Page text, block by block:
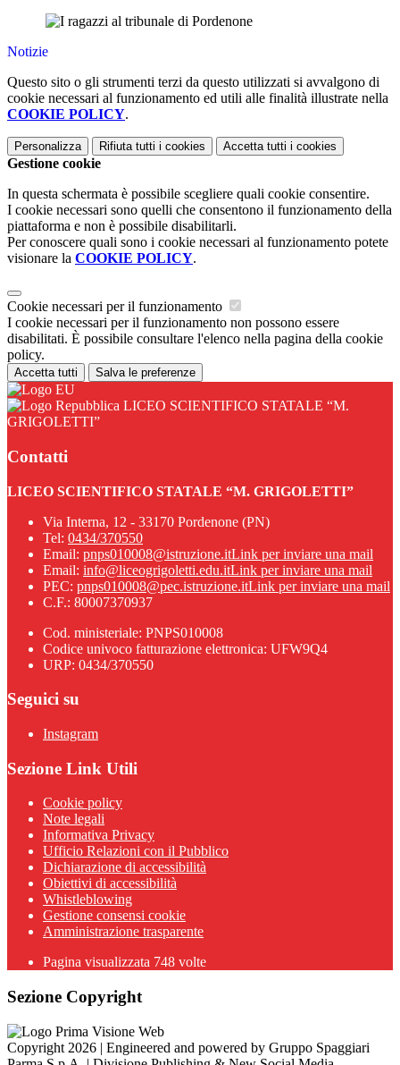
Notizie
Questo sito o gli strumenti terzi da questo utilizzati si avvalgono di
cookie necessari al funzionamento ed utili alle finalità illustrate nella
COOKIE POLICY.
Personalizza Rifiuta tutti i cookies Accetta tutti i cookies
Gestione cookie
In questa schermata è possibile scegliere quali cookie consentire.
I cookie necessari sono quelli che consentono il funzionamento della
piattaforma e non è possibile disabilitarli.
Per conoscere quali sono i cookie necessari al funzionamento potete
visionare la COOKIE POLICY.
Cookie necessari per il funzionamento
I cookie necessari per il funzionamento non possono essere
disabilitati. È possibile consultare l'elenco nella pagina della cookie
policy.
Accetta tutti Salva le preferenze
LICEO SCIENTIFICO STATALE “M.
GRIGOLETTI”
Contatti
LICEO SCIENTIFICO STATALE “M. GRIGOLETTI”
Via Interna, 12 - 33170 Pordenone (PN)
Tel: 0434/370550
Email: pnps010008@istruzione.itLink per inviare una mail
Email: info@liceogrigoletti.edu.itLink per inviare una mail
PEC: pnps010008@pec.istruzione.itLink per inviare una mail
C.F.: 80007370937
Cod. ministeriale: PNPS010008
Codice univoco fatturazione elettronica: UFW9Q4
URP: 0434/370550
Seguici su
Instagram
Sezione Link Utili
Cookie policy
Note legali
Informativa Privacy
Ufficio Relazioni con il Pubblico
Dichiarazione di accessibilità
Obiettivi di accessibilità
Whistleblowing
Gestione consensi cookie
Amministrazione trasparente
Pagina visualizzata 748 volte
Sezione Copyright
Copyright 2026 | Engineered and powered by Gruppo Spaggiari